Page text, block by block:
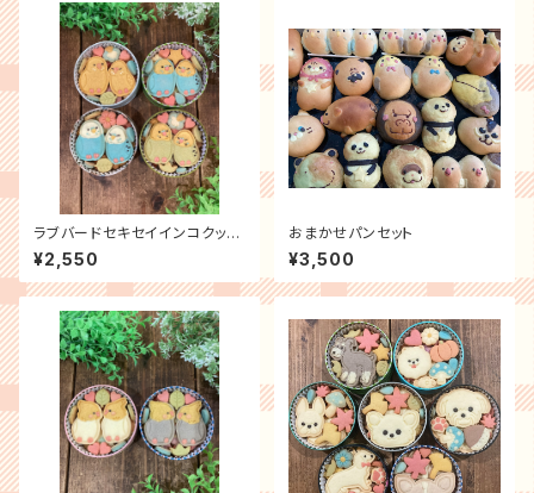
ラブバードセキセイインコクッキ
ー缶
¥2,550
おまかせパンセット
¥3,500